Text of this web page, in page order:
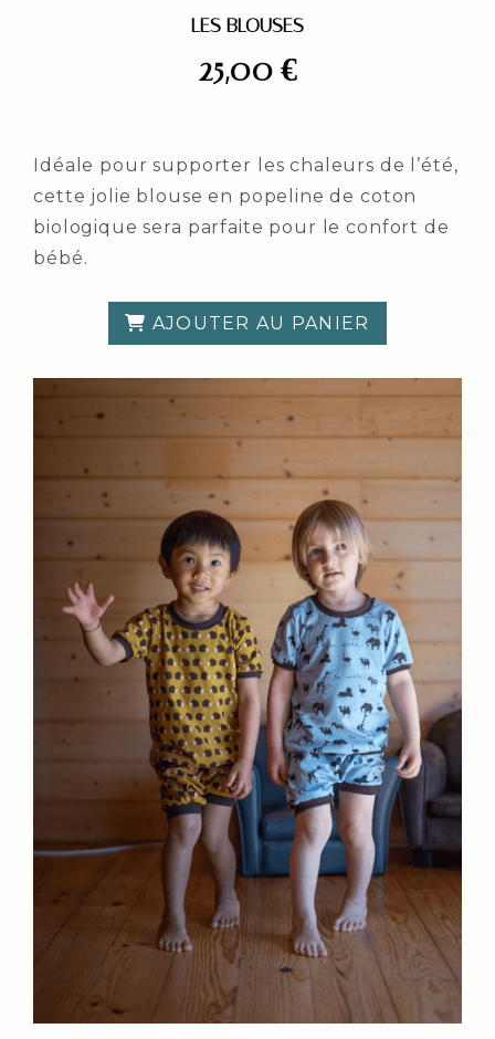
LES BLOUSES
25,00€
Idéale pour supporter les chaleurs de l’été,
cette jolie blouse en popeline de coton
biologique sera parfaite pour le confort de
bébé.
AJOUTER AU PANIER